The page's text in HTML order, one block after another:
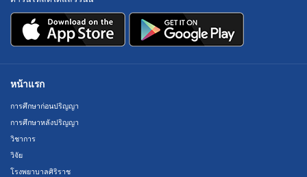
หน้าแรก
การศึกษาก่อนปริญญา
การศึกษาหลังปริญญา
วิชาการ
วิจัย
โรงพยาบาลศิริราช